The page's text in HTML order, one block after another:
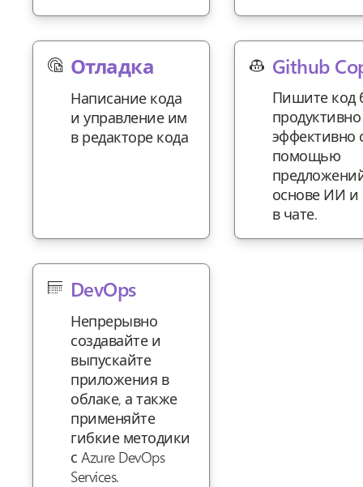
Отладка
Написание кода
и управление им
в редакторе кода
Github
Пишите код
эффективно
помощью
основе ИИ
в чате.
DevOps
Непрерывно
создавайте и
выпускайте
приложения в
облаке, а также
применяйте
гибкие методики
с Azure DevOps
Services.